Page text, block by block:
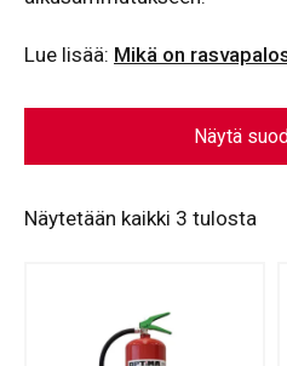
Lue lisää: Mikä on
Näytä
Näytetään kaikki 3 tulosta